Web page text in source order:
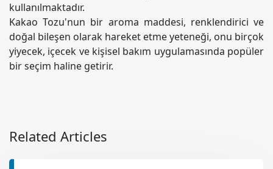
kullanılmaktadır.
Kakao Tozu'nun bir aroma maddesi, renklendirici ve
doğal bileşen olarak hareket etme yeteneği, onu birçok
yiyecek, içecek ve kişisel bakım uygulamasında popüler
bir seçim haline getirir.
Related Articles